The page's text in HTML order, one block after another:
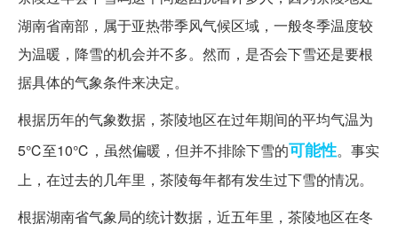
湖南省南部，属于亚热带季风气候区域，一般冬季温度较
为温暖，降雪的机会并不多。然而，是否会下雪还是要根
据具体的气象条件来决定。
根据历年的气象数据，茶陵地区在过年期间的平均气温为
5℃至10℃，虽然偏暖，但并不排除下雪的可能性。事实
上，在过去的几年里，茶陵每年都有发生过下雪的情况。
根据湖南省气象局的统计数据，近五年里，茶陵地区在冬